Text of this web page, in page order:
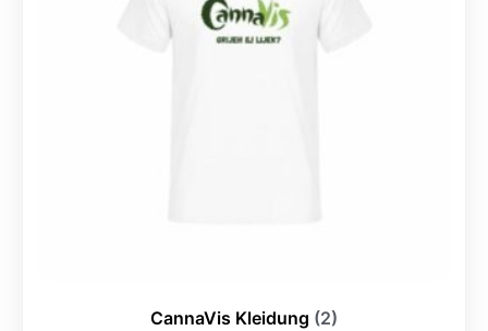
CannaVis Kleidung (2)